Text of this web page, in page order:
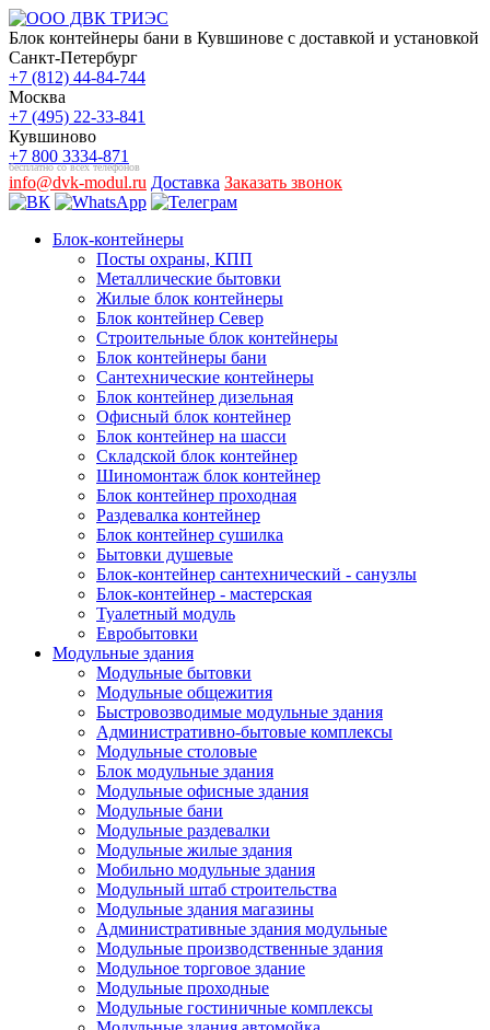
Блок контейнеры бани в Кувшинове с доставкой и установкой
Санкт-Петербург
+7 (812) 44-84-744
Москва
+7 (495) 22-33-841
Кувшиново
+7 800 3334-871
бесплатно со всех телефонов
info@dvk-modul.ru Доставка Заказать звонок
Блок-контейнеры
Посты охраны, КПП
Металлические бытовки
Жилые блок контейнеры
Блок контейнер Север
Строительные блок контейнеры
Блок контейнеры бани
Сантехнические контейнеры
Блок контейнер дизельная
Офисный блок контейнер
Блок контейнер на шасси
Складской блок контейнер
Шиномонтаж блок контейнер
Блок контейнер проходная
Раздевалка контейнер
Блок контейнер сушилка
Бытовки душевые
Блок-контейнер сантехнический - санузлы
Блок-контейнер - мастерская
Туалетный модуль
Евробытовки
Модульные здания
Модульные бытовки
Модульные общежития
Быстровозводимые модульные здания
Административно-бытовые комплексы
Модульные столовые
Блок модульные здания
Модульные офисные здания
Модульные бани
Модульные раздевалки
Модульные жилые здания
Мобильно модульные здания
Модульный штаб строительства
Модульные здания магазины
Административные здания модульные
Модульные производственные здания
Модульное торговое здание
Модульные проходные
Модульные гостиничные комплексы